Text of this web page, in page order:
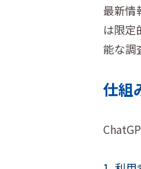
最新情
は限定
能な調
仕組